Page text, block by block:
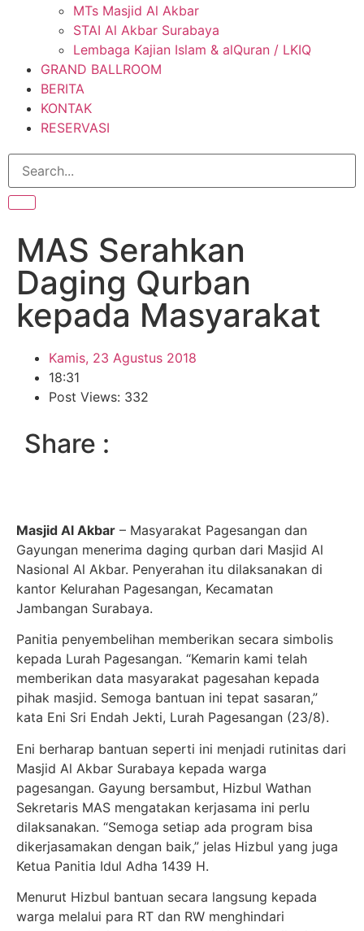
MTs Masjid Al Akbar
STAI Al Akbar Surabaya
Lembaga Kajian Islam & alQuran / LKIQ
GRAND BALLROOM
BERITA
KONTAK
RESERVASI
MAS Serahkan
Daging Qurban
kepada Masyarakat
Kamis, 23 Agustus 2018
18:31
Post Views: 332
Share :
Masjid Al Akbar – Masyarakat Pagesangan dan
Gayungan menerima daging qurban dari Masjid Al
Nasional Al Akbar. Penyerahan itu dilaksanakan di
kantor Kelurahan Pagesangan, Kecamatan
Jambangan Surabaya.
Panitia penyembelihan memberikan secara simbolis
kepada Lurah Pagesangan. “Kemarin kami telah
memberikan data masyarakat pagesahan kepada
pihak masjid. Semoga bantuan ini tepat sasaran,”
kata Eni Sri Endah Jekti, Lurah Pagesangan (23/8).
Eni berharap bantuan seperti ini menjadi rutinitas dari
Masjid Al Akbar Surabaya kepada warga
pagesangan. Gayung bersambut, Hizbul Wathan
Sekretaris MAS mengatakan kerjasama ini perlu
dilaksanakan. “Semoga setiap ada program bisa
dikerjasamakan dengan baik,” jelas Hizbul yang juga
Ketua Panitia Idul Adha 1439 H.
Menurut Hizbul bantuan secara langsung kepada
warga melalui para RT dan RW menghindari